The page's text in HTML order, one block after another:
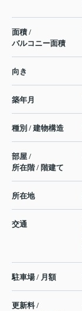
面積 /
バルコニー面積
向き
築年月
種別 / 建物構造
部屋 /
所在階 / 階建て
所在地
交通
駐車場 / 月額
更新料 /